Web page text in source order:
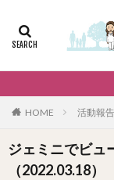
HOME 活動報告
ジェミニでビュ
（2022.03.18）